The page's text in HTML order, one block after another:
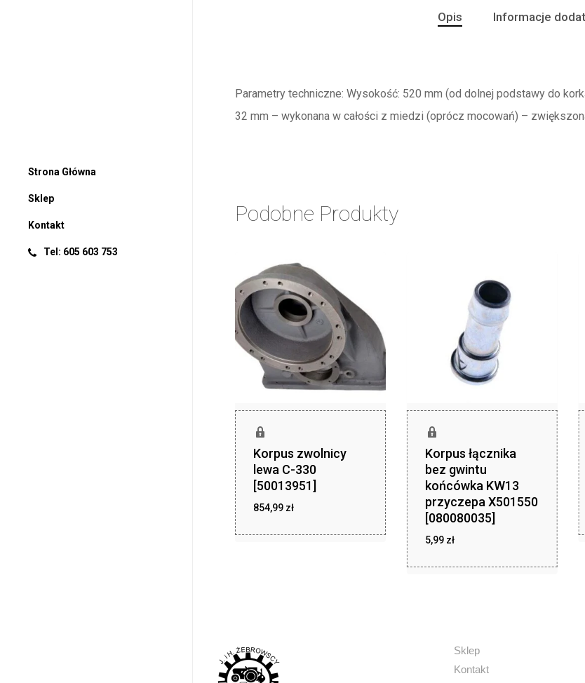
Strona Główna
Sklep
Kontakt
Tel: 605 603 753
Opis Informacje
Parametry techniczne: Wysokość: 520 mm (od dolnej podstawy do
32 mm – wykonana w całości z miedzi (oprócz mocowań) –
Podobne Produkty
Korpus zwolnicy
lewa C-330
[50013951]
854,99 zł
Korpus łącznika
bez gwintu
końcówka KW13
przyczepa X501550
[080080035]
5,99 zł
Sklep
Kontakt